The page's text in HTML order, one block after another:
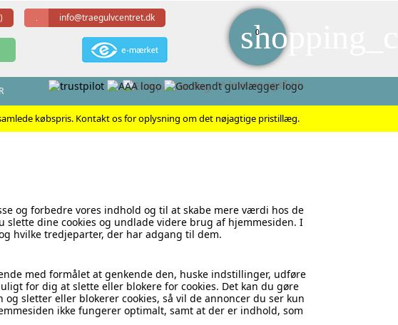
info@traegulvcentret.dk
0
Vi leverer også til:
købspris. Kontakt os for oplysning om det nøjagtige pristillæg.
og forbedre vores indhold og til at skabe mere værdi hos de
slette dine cookies og undlade videre brug af hjemmesiden. I
hvilke tredjeparter, der har adgang til dem.
med formålet at genkende den, huske indstillinger, udføre
for dig at slette eller blokere for cookies. Det kan du gøre
sletter eller blokerer cookies, så vil de annoncer du ser kun
ikke fungerer optimalt, samt at der er indhold, som